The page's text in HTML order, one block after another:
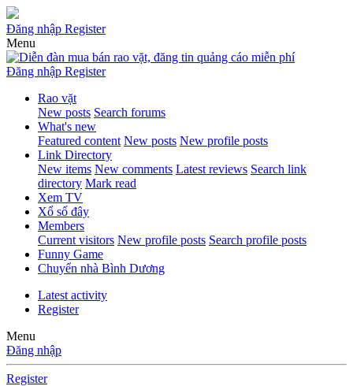
Đăng nhập Register
Menu
Đăng nhập Register
Rao vặt
New posts Search forums
What's new
Featured content New posts New profile posts
Link Directory
New items New comments Latest reviews Search link
directory Mark read
Xem TV
Xổ số đây
Members
Current visitors New profile posts Search profile posts
Funny Game
Chuyển nhà Bình Dương
Latest activity
Register
Menu
Đăng nhập
Register